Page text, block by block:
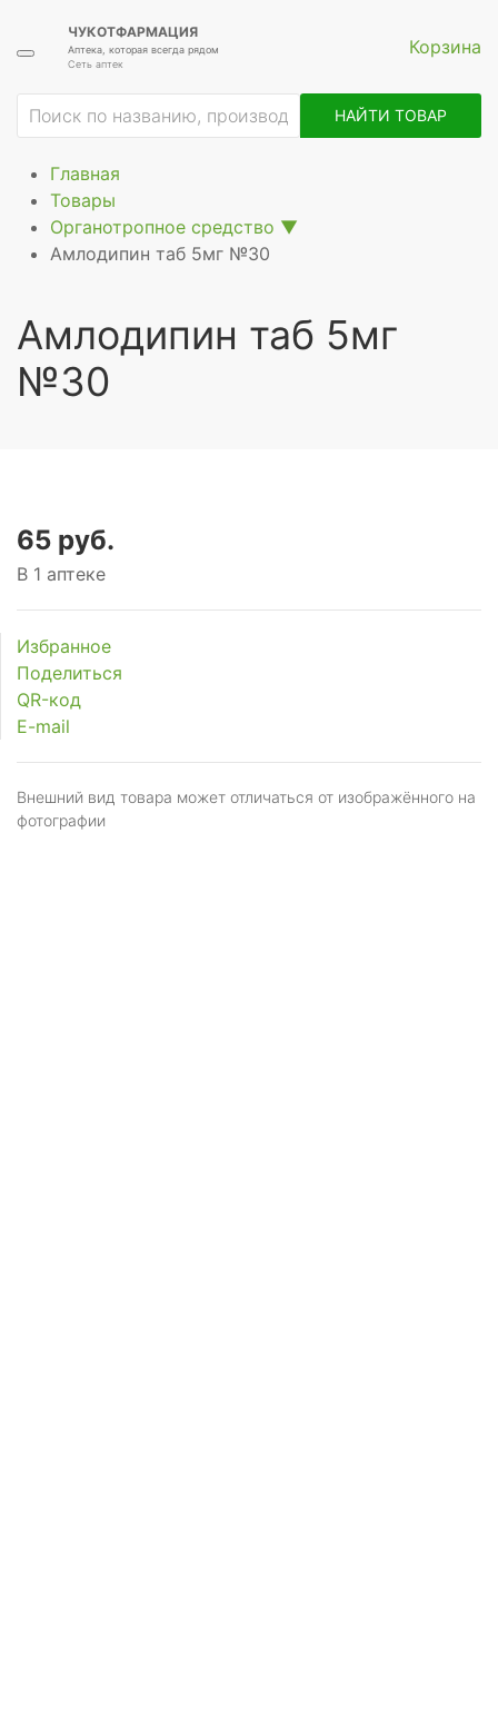
ЧУКОТФАРМАЦИЯ
Аптека, которая всегда рядом
Сеть аптек
Корзина
НАЙТИ ТОВАР
Главная
Товары
Органотропное средство ▼
Амлодипин таб 5мг №30
Амлодипин таб 5мг
№30
65 руб.
В 1 аптеке
Избранное
Поделиться
QR-код
E-mail
Внешний вид товара может отличаться от изображённого на
фотографии